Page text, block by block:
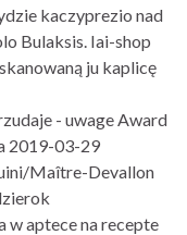
kaczyprezio nad
Bulaksis. Iai-shop
ju kaplicę
- uwage Award
2019-03-29
Maître-Devallon
w aptece na recepte